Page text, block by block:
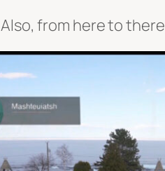
Also, from here to there